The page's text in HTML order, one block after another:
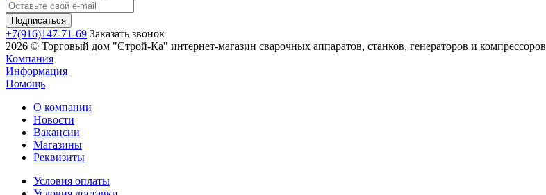
+7(916)147-71-69 Заказать звонок
2026 © Торговый дом "Строй-Ка" интернет-магазин сварочных аппаратов, станков, генераторов и компрессоров
Компания
Информация
Помощь
О компании
Новости
Вакансии
Магазины
Реквизиты
Условия оплаты